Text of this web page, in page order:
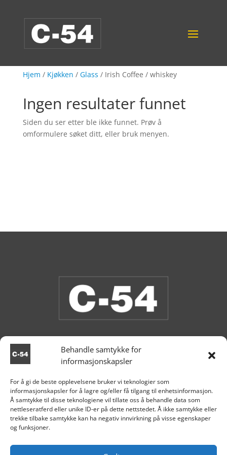
Behandle samtykke for
informasjonskapsler
For å gi de beste opplevelsene bruker vi teknologier som
informasjonskapsler for å lagre og/eller få tilgang til enhetsinformasjon.
Å samtykke til disse teknologiene vil tillate oss å behandle data som
nettleseratferd eller unike ID-er på dette nettstedet. Å ikke samtykke eller
trekke tilbake samtykke kan ha negativ innvirkning på visse egenskaper
og funksjoner.
Hjem / Kjøkken / Glass / Irish Coffee / whiskey
Ingen resultater funnet
Siden du ser etter ble ikke funnet. Prøv å
omformulere søket ditt, eller bruk menyen.

Aksdal

+47 995 81 519
 post@c54.no
Org nr. 915 859 313